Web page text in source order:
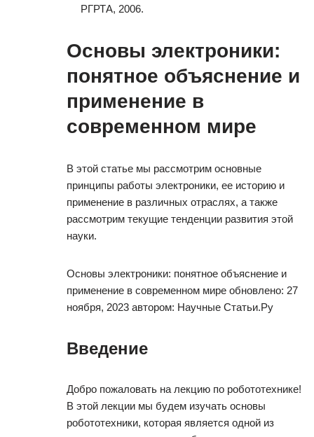
РГРТА, 2006.
Основы электроники:
понятное объяснение и
применение в
современном мире
В этой статье мы рассмотрим основные
принципы работы электроники, ее историю и
применение в различных отраслях, а также
рассмотрим текущие тенденции развития этой
науки.
Основы электроники: понятное объяснение и
применение в современном мире обновлено: 27
ноября, 2023 автором: Научные Статьи.Ру
Введение
Добро пожаловать на лекцию по робототехнике!
В этой лекции мы будем изучать основы
робототехники, которая является одной из